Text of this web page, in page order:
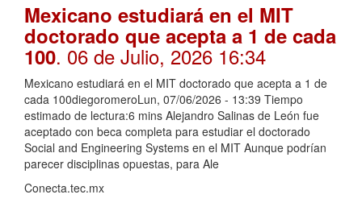
Mexicano estudiará en el MIT
doctorado que acepta a 1 de cada
100. 06 de Julio, 2026 16:34
Mexicano estudiará en el MIT doctorado que acepta a 1 de
cada 100diegoromeroLun, 07/06/2026 - 13:39 Tiempo
estimado de lectura:6 mins Alejandro Salinas de León fue
aceptado con beca completa para estudiar el doctorado
Social and Engineering Systems en el MIT Aunque podrían
parecer disciplinas opuestas, para Ale
Conecta.tec.mx